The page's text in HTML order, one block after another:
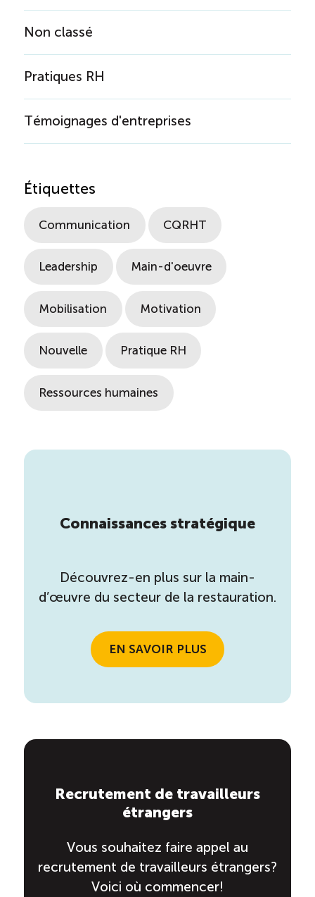
Non classé
Pratiques RH
Témoignages d'entreprises
Étiquettes
Communication CQRHT
Leadership Main-d'oeuvre
Mobilisation Motivation
Nouvelle Pratique RH
Ressources humaines
Connaissances stratégique
Découvrez-en plus sur la main-
d’œuvre du secteur de la restauration.
EN SAVOIR PLUS
Recrutement de travailleurs
étrangers
Vous souhaitez faire appel au
recrutement de travailleurs étrangers?
Voici où commencer!